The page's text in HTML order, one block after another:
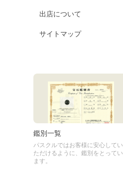
出店について
サイトマップ
鑑別一覧
パスクルではお客様に安心してい
ただけるように、鑑別をとってい
ます。